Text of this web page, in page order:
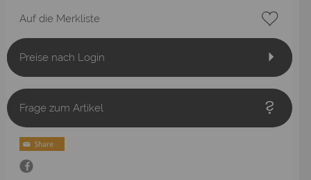
Auf die Merkliste
Preise nach Login
Frage zum Artikel